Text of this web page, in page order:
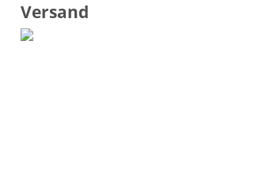
Versand